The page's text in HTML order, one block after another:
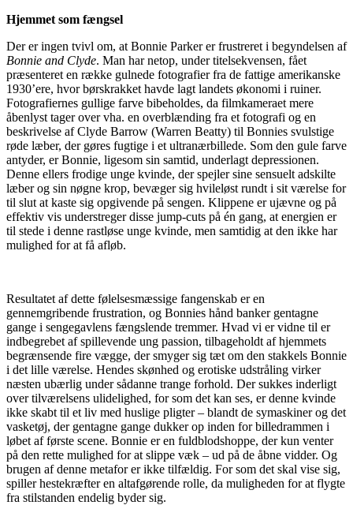
Hjemmet som fængsel
Der er ingen tvivl om, at Bonnie Parker er frustreret i begyndelsen af
Bonnie and Clyde. Man har netop, under titelsekvensen, fået
præsenteret en række gulnede fotografier fra de fattige amerikanske
1930’ere, hvor børskrakket havde lagt landets økonomi i ruiner.
Fotografiernes gullige farve bibeholdes, da filmkameraet mere
åbenlyst tager over vha. en overblænding fra et fotografi og en
beskrivelse af Clyde Barrow (Warren Beatty) til Bonnies svulstige
røde læber, der gøres fugtige i et ultranærbillede. Som den gule farve
antyder, er Bonnie, ligesom sin samtid, underlagt depressionen.
Denne ellers frodige unge kvinde, der spejler sine sensuelt adskilte
læber og sin nøgne krop, bevæger sig hvileløst rundt i sit værelse for
til slut at kaste sig opgivende på sengen. Klippene er ujævne og på
effektiv vis understreger disse jump-cuts på én gang, at energien er
til stede i denne rastløse unge kvinde, men samtidig at den ikke har
mulighed for at få afløb.
Resultatet af dette følelsesmæssige fangenskab er en
gennemgribende frustration, og Bonnies hånd banker gentagne
gange i sengegavlens fængslende tremmer. Hvad vi er vidne til er
indbegrebet af spillevende ung passion, tilbageholdt af hjemmets
begrænsende fire vægge, der smyger sig tæt om den stakkels Bonnie
i det lille værelse. Hendes skønhed og erotiske udstråling virker
næsten ubærlig under sådanne trange forhold. Der sukkes inderligt
over tilværelsens ulidelighed, for som det kan ses, er denne kvinde
ikke skabt til et liv med huslige pligter – blandt de symaskiner og det
vasketøj, der gentagne gange dukker op inden for billedrammen i
løbet af første scene. Bonnie er en fuldblodshoppe, der kun venter
på den rette mulighed for at slippe væk – ud på de åbne vidder. Og
brugen af denne metafor er ikke tilfældig. For som det skal vise sig,
spiller hestekræfter en altafgørende rolle, da muligheden for at flygte
fra stilstanden endelig byder sig.